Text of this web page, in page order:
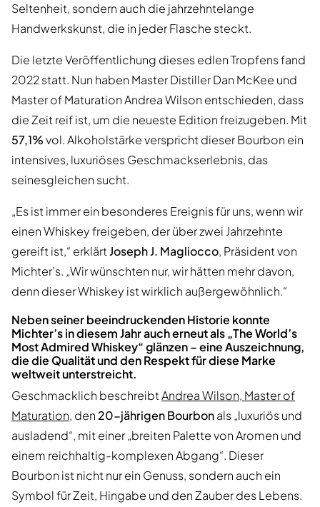
Seltenheit, sondern auch die jahrzehntelange
Handwerkskunst, die in jeder Flasche steckt.
Die letzte Veröffentlichung dieses edlen Tropfens fand
2022 statt. Nun haben Master Distiller Dan McKee und
Master of Maturation Andrea Wilson entschieden, dass
die Zeit reif ist, um die neueste Edition freizugeben. Mit
57,1%vol. Alkoholstärke verspricht dieser Bourbon ein
intensives, luxuriöses Geschmackserlebnis, das
seinesgleichen sucht.
„Es ist immer ein besonderes Ereignis für uns, wenn wir
einen Whiskey freigeben, der über zwei Jahrzehnte
gereift ist,“ erklärtJoseph J. Magliocco, Präsident von
Michter’s. „Wir wünschten nur, wir hätten mehr davon,
denn dieser Whiskey ist wirklich außergewöhnlich.“
Neben seiner beeindruckenden Historie konnte
Michter’s in diesem Jahr auch erneut als „The World’s
Most Admired Whiskey“ glänzen – eine Auszeichnung,
die die Qualität und den Respekt für diese Marke
weltweit unterstreicht.
Geschmacklich beschreibtAndrea Wilson, Master of
Maturation, den 20-jährigen Bourbonals „luxuriös und
ausladend“, mit einer „breiten Palette von Aromen und
einem reichhaltig-komplexen Abgang“. Dieser
Bourbon ist nicht nur ein Genuss, sondern auch ein
Symbol für Zeit, Hingabe und den Zauber des Lebens.